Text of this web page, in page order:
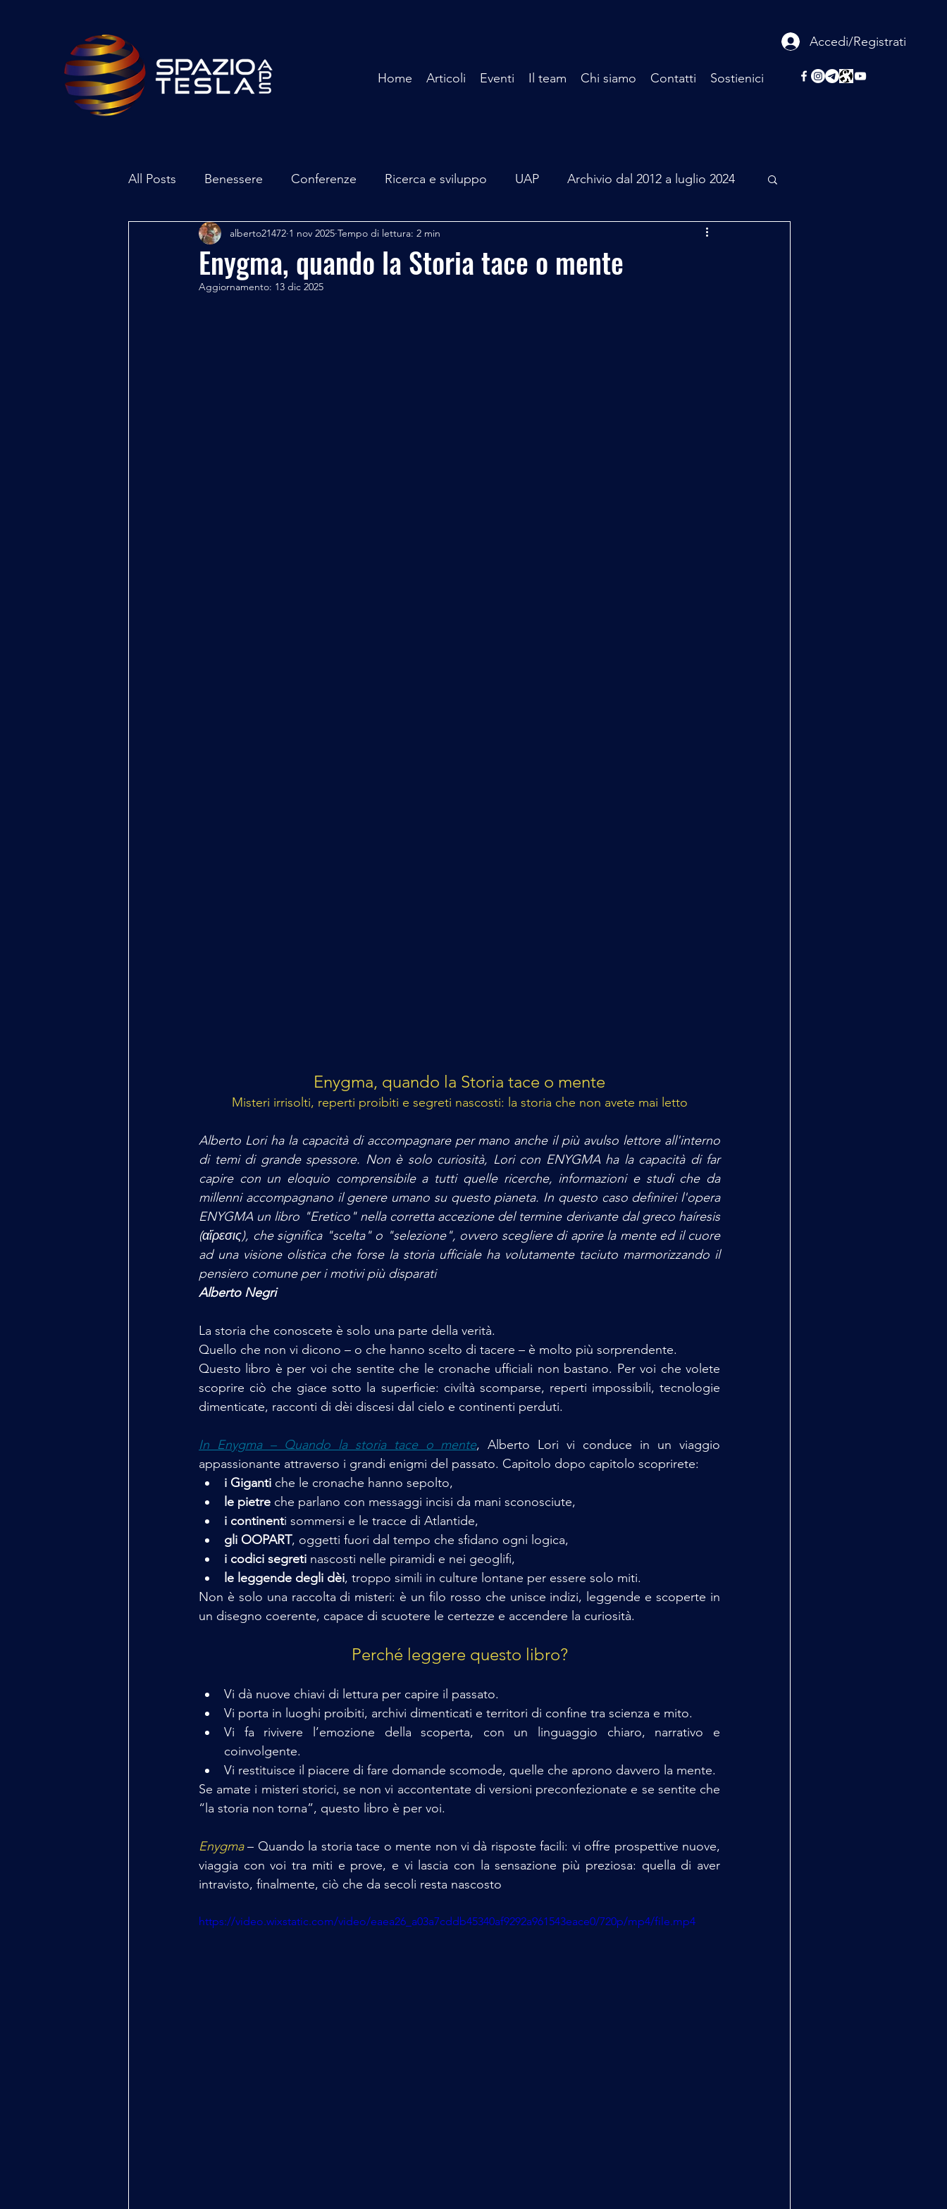
Accedi/Registrati
Home Articoli Eventi Il team Chi siamo Contatti Sostienici
All Posts Benessere Conferenze Ricerca e sviluppo UAP Archivio dal 2012 a luglio 2024
Ambiente Inchieste - Interviste Mare Mediterraneo
Archeoastronomia Attualità
Enygma, quando la Storia tace o mente
alberto21472 1 nov 2025 Tempo di lettura: 2 min
Aggiornamento: 13 dic 2025
Enygma, quando la Storia tace o mente
Misteri irrisolti, reperti proibiti e segreti nascosti: la storia che non avete mai letto
Alberto Lori ha la capacità di accompagnare per mano anche il più avulso lettore all'interno
di temi di grande spessore. Non è solo curiosità, Lori con ENYGMA ha la capacità di far
capire con un eloquio comprensibile a tutti quelle ricerche, informazioni e studi che da
millenni accompagnano il genere umano su questo pianeta. In questo caso definirei l'opera
ENYGMA un libro "Eretico" nella corretta accezione del termine derivante dal greco haíresis
(αἵρεσις), che significa "scelta" o "selezione", ovvero scegliere di aprire la mente ed il cuore
ad una visione olistica che forse la storia ufficiale ha volutamente taciuto marmorizzando il
pensiero comune per i motivi più disparati
Alberto Negri
La storia che conoscete è solo una parte della verità.
Quello che non vi dicono – o che hanno scelto di tacere – è molto più sorprendente.
Questo libro è per voi che sentite che le cronache ufficiali non bastano. Per voi che volete
scoprire ciò che giace sotto la superficie: civiltà scomparse, reperti impossibili, tecnologie
dimenticate, racconti di dèi discesi dal cielo e continenti perduti.
In Enygma – Quando la storia tace o mente, Alberto Lori vi conduce in un viaggio
appassionante attraverso i grandi enigmi del passato. Capitolo dopo capitolo scoprirete:
i Giganti che le cronache hanno sepolto,
le pietre che parlano con messaggi incisi da mani sconosciute,
i continenti sommersi e le tracce di Atlantide,
gli OOPART, oggetti fuori dal tempo che sfidano ogni logica,
i codici segreti nascosti nelle piramidi e nei geoglifi,
le leggende degli dèi, troppo simili in culture lontane per essere solo miti.
Non è solo una raccolta di misteri: è un filo rosso che unisce indizi, leggende e scoperte in
un disegno coerente, capace di scuotere le certezze e accendere la curiosità.
Perché leggere questo libro?
Vi dà nuove chiavi di lettura per capire il passato.
Vi porta in luoghi proibiti, archivi dimenticati e territori di confine tra scienza e mito.
Vi fa rivivere l’emozione della scoperta, con un linguaggio chiaro, narrativo e
coinvolgente.
Vi restituisce il piacere di fare domande scomode, quelle che aprono davvero la mente.
Se amate i misteri storici, se non vi accontentate di versioni preconfezionate e se sentite che
“la storia non torna”, questo libro è per voi.
Enygma – Quando la storia tace o mente non vi dà risposte facili: vi offre prospettive nuove,
viaggia con voi tra miti e prove, e vi lascia con la sensazione più preziosa: quella di aver
intravisto, finalmente, ciò che da secoli resta nascosto
https://video.wixstatic.com/video/eaea26_a03a7cddb45340af9292a961543eace0/720p/mp4/file.mp4